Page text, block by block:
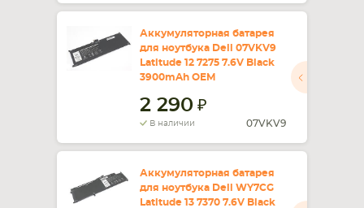
Аккумуляторная батарея
для ноутбука Dell 07VKV9
Latitude 12 7275 7.6V Black
3900mAh OEM
2 290
В наличии 07VKV9
Аккумуляторная батарея
для ноутбука Dell WY7CG
Latitude 13 7370 7.6V Black